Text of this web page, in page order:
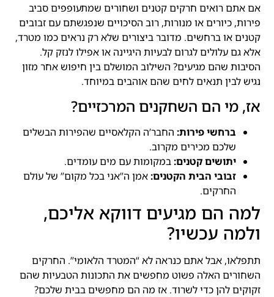
אם אתם רואים חרקים קטנים ושחורים שמתעופפים סביב
פירות, כיורים או מנורות, רוב הסיכויים שנפגשתם עם זבובים
קטנים או ברחשים. מדובר ביצורים שלא רק נראים כמו מטרד,
אלא גם עלולים לגרום לבעיות היגיינה או אפילו לנזק קל.
הסיבות שהם מגיעים? השילוב המושלם בין חיפוש אחר מזון
נגיש לבין תנאים לחים שהם אוהבים במיוחד.
אז, מי הם השחקנים המרכזיים?
ברחשי פירות: החבר’ה הקלאסיים שהפירות הבשלים
שלכם מכירים מקרוב.
יתושים קטנים:במקומות עם מים עומדים.
זבובי הבית הקטנים:אמן ה”אני בכל מקום” של עולם
החרקים.
למה הם מגיעים דווקא אליכם,
ולמה עכשיו?
תתפלאו, אבל אתם כנראה לא “המטרד הלאומי”. החרקים
השחורים האלה פשוט מחפשים את התכונות הטבעיות שהם
זקוקים להן כדי לשרוד. אז מה הם מחפשים בבית שלכם?